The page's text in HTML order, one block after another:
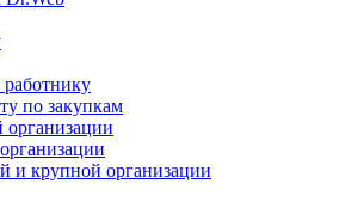
по закупкам
и крупной организации